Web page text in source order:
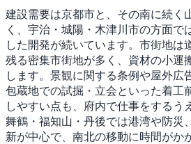
建設需要は京都市と、その南に続く
く、宇治・城陽・木津川市の方面で
した開発が続いています。市街地は
残る密集市街地が多く、資材の小運
します。景観に関する条例や屋外広
包蔵地での試掘・立会といった着工
しやすい点も、府内で仕事をするう
舞鶴・福知山・丹後では港湾や防災
新が中心で、南北の移動に時間がか